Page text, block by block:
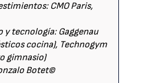
CMO Paris,
y tecnología: Gaggenau
cocina), Technogym
gimnasio)
Botet©